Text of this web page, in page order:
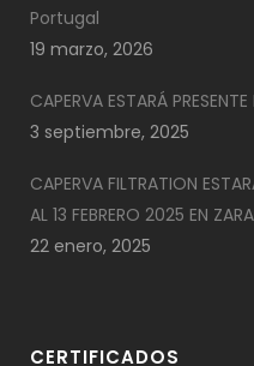
Portugal
19 marzo, 2026
CAPERVA ESTARÁ
3 septiembre, 2025
CAPERVA FILTRATION
AL 13 FEBRERO 2025 EN
22 enero, 2025
CERTIFICADOS